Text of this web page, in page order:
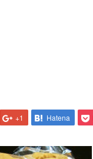
+1 Hatena